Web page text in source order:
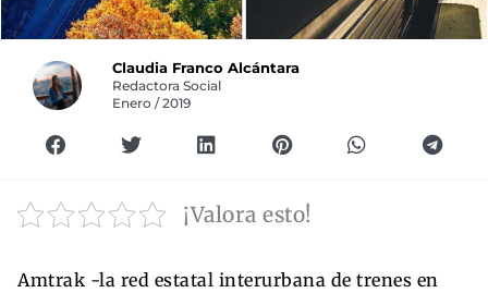
Claudia Franco Alcántara
Redactora Social
Enero / 2019
¡Valora esto!
Amtrak -la red estatal interurbana de trenes en